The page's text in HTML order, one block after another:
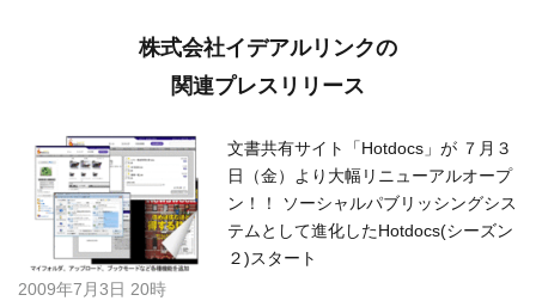
株式会社イデアルリンクの
関連プレスリリース
文書共有サイト「Hotdocs」が ７月３
日（金）より大幅リニューアルオープ
ン！！ ソーシャルパブリッシングシス
テムとして進化したHotdocs(シーズン
２)スタート
2009年7月3日 20時